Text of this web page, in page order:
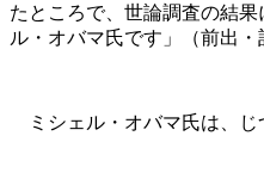
たところで、世論調査の結
ル・オバマ氏です」（前出・
ミシェル・オバマ氏は、じ